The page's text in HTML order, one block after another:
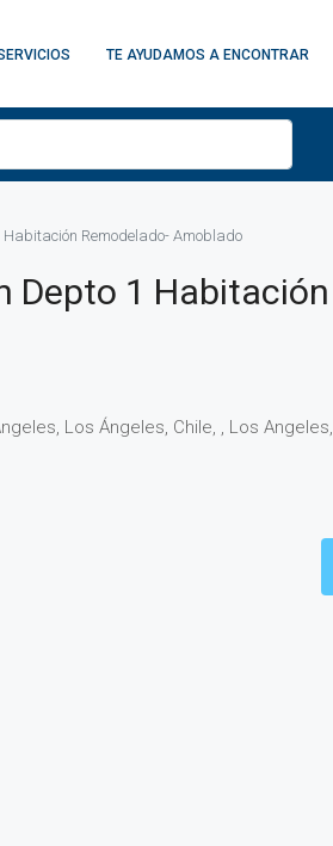
TE AYUDAMOS A ENCONTRAR
Remodelado- Amoblado
Depto 1 Habitación
Los Ángeles, Chile, , Los Angeles,